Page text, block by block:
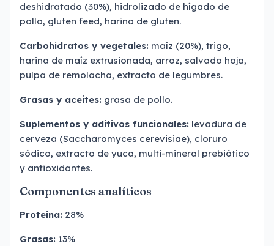
deshidratado (30%), hidrolizado de hígado de
pollo, gluten feed, harina de gluten.
Carbohidratos y vegetales: maíz (20%), trigo,
harina de maíz extrusionada, arroz, salvado hoja,
pulpa de remolacha, extracto de legumbres.
Grasas y aceites: grasa de pollo.
Suplementos y aditivos funcionales: levadura de
cerveza (Saccharomyces cerevisiae), cloruro
sódico, extracto de yuca, multi-mineral prebiótico
y antioxidantes.
Componentes analíticos
Proteína: 28%
Grasas: 13%